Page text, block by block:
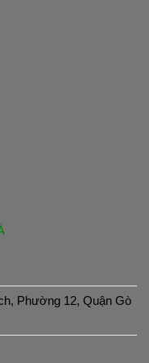
Phường 12, Quận Gò